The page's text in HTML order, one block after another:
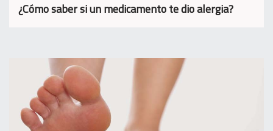
¿Cómo saber si un medicamento te dio alergia?